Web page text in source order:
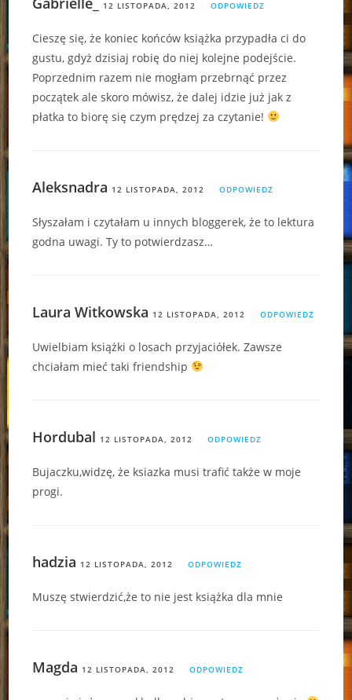
12 LISTOPADA, 2012 ODPOWIEDZ
Cieszę się, że koniec końców książka przypadła ci do
gustu, gdyż dzisiaj robię do niej kolejne podejście.
Poprzednim razem nie mogłam przebrnąć przez
początek ale skoro mówisz, że dalej idzie już jak z
płatka to biorę się czym prędzej za czytanie!
Aleksnadra 12 LISTOPADA, 2012 ODPOWIEDZ
Słyszałam i czytałam u innych bloggerek, że to lektura
godna uwagi. Ty to potwierdzasz…
Laura Witkowska 12 LISTOPADA, 2012 ODPOWIEDZ
Uwielbiam książki o losach przyjaciółek. Zawsze
chciałam mieć taki friendship
Hordubal 12 LISTOPADA, 2012 ODPOWIEDZ
Bujaczku,widzę, że ksiazka musi trafić także w moje
progi.
hadzia 12 LISTOPADA, 2012 ODPOWIEDZ
Muszę stwierdzić,że to nie jest książka dla mnie
Magda 12 LISTOPADA, 2012 ODPOWIEDZ